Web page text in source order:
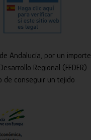
Andalucía, por un importe
Regional (FEDER)
de conseguir un tejido